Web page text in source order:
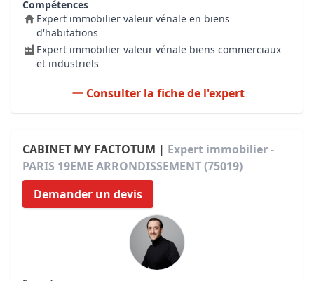
Compétences
Expert immobilier valeur vénale en biens
d'habitations
Expert immobilier valeur vénale biens commerciaux
et industriels
Consulter la fiche de l'expert
CABINET MY FACTOTUM | Expert immobilier -
PARIS 19EME ARRONDISSEMENT (75019)
Demander un devis